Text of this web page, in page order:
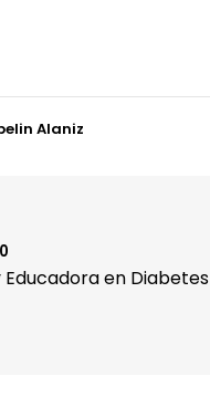
Alaniz
en Diabetes